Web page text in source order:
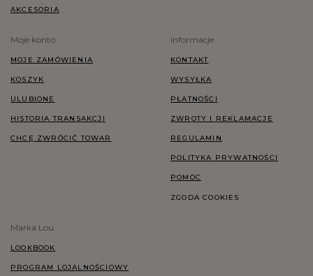
AKCESORIA
Moje konto
MOJE ZAMÓWIENIA
KOSZYK
ULUBIONE
HISTORIA TRANSAKCJI
CHCĘ ZWRÓCIĆ TOWAR
Informacje
KONTAKT
WYSYŁKA
PŁATNOŚCI
ZWROTY I REKLAMACJE
REGULAMIN
POLITYKA PRYWATNOŚCI
POMOC
ZGODA COOKIES
Marka Lou
LOOKBOOK
PROGRAM LOJALNOŚCIOWY